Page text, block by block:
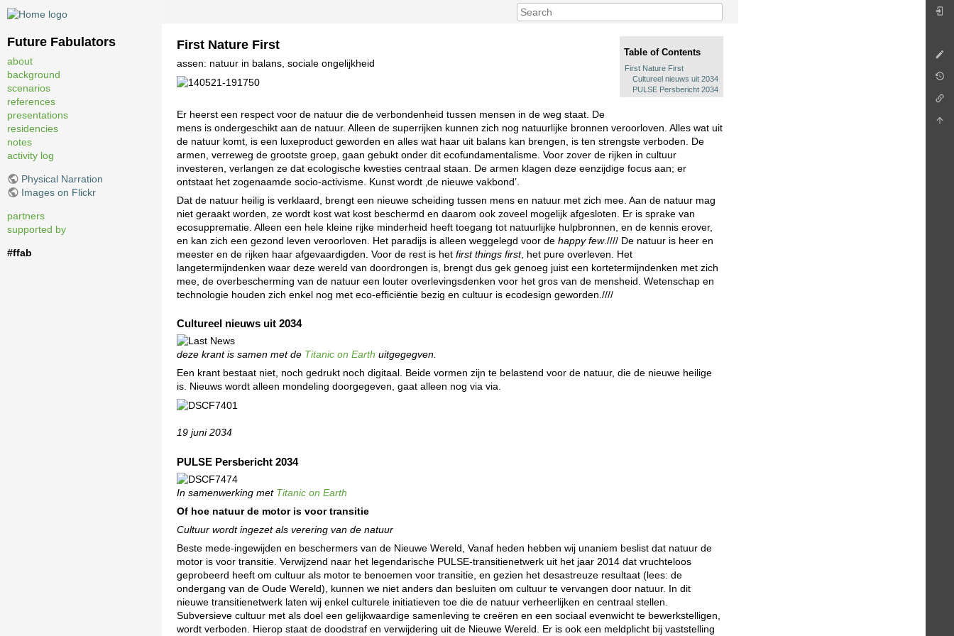
Future Fabulators
about
background
scenarios
references
presentations
residencies
notes
activity log
Physical Narration
Images on Flickr
partners
supported by
#ffab
Table of Contents
First Nature First
Cultureel nieuws uit 2034
PULSE Persbericht 2034
First Nature First
assen: natuur in balans, sociale ongelijkheid
Er heerst een respect voor de natuur die de verbondenheid tussen mensen in de weg staat. De
mens is ondergeschikt aan de natuur. Alleen de superrijken kunnen zich nog natuurlijke bronnen veroorloven. Alles wat uit
de natuur komt, is een luxeproduct geworden en alles wat haar uit balans kan brengen, is ten strengste verboden. De
armen, verreweg de grootste groep, gaan gebukt onder dit ecofundamentalisme. Voor zover de rijken in cultuur
investeren, verlangen ze dat ecologische kwesties centraal staan. De armen klagen deze eenzijdige focus aan; er
ontstaat het zogenaamde socio-activisme. Kunst wordt ‚de nieuwe vakbond’.
Dat de natuur heilig is verklaard, brengt een nieuwe scheiding tussen mens en natuur met zich mee. Aan de natuur mag
niet geraakt worden, ze wordt kost wat kost beschermd en daarom ook zoveel mogelijk afgesloten. Er is sprake van
ecosupprematie. Alleen een hele kleine rijke minderheid heeft toegang tot natuurlijke hulpbronnen, en de kennis erover,
en kan zich een gezond leven veroorloven. Het paradijs is alleen weggelegd voor dehappy few.//// De natuur is heer en
meester en de rijken haar afgevaardigden. Voor de rest is hetfirst things first, het pure overleven. Het
langetermijndenken waar deze wereld van doordrongen is, brengt dus gek genoeg juist een kortetermijndenken met zich
mee, de overbescherming van de natuur een louter overlevingsdenken voor het gros van de mensheid. Wetenschap en
technologie houden zich enkel nog met eco-efficiëntie bezig en cultuur is ecodesign geworden.////
Cultureel nieuws uit 2034
deze krant is samen met de Titanic on Earth uitgegegven.
Een krant bestaat niet, noch gedrukt noch digitaal. Beide vormen zijn te belastend voor de natuur, die de nieuwe heilige
is. Nieuws wordt alleen mondeling doorgegeven, gaat alleen nog via via.
19 juni 2034
PULSE Persbericht 2034
In samenwerking met Titanic on Earth
Of hoe natuur de motor is voor transitie
Cultuur wordt ingezet als verering van de natuur
Beste mede-ingewijden en beschermers van de Nieuwe Wereld, Vanaf heden hebben wij unaniem beslist dat natuur de
motor is voor transitie. Verwijzend naar het legendarische PULSE-transitienetwerk uit het jaar 2014 dat vruchteloos
geprobeerd heeft om cultuur als motor te benoemen voor transitie, en gezien het desastreuze resultaat (lees: de
ondergang van de Oude Wereld), kunnen we niet anders dan besluiten om cultuur te vervangen door natuur. In dit
nieuwe transitienetwerk laten wij enkel culturele initiatieven toe die de natuur verheerlijken en centraal stellen.
Subversieve cultuur met als doel een gelijkwaardige samenleving te creëren en een sociaal evenwicht te bewerkstelligen,
wordt verboden. Hierop staat de doodstraf en verwijdering uit de Nieuwe Wereld. Er is ook een meldplicht bij vaststelling